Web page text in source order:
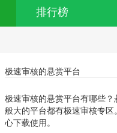
排行榜
极速审核的悬赏平台
极速审核的悬赏平台有哪些
般大的平台都有极速审核专
心下载使用。